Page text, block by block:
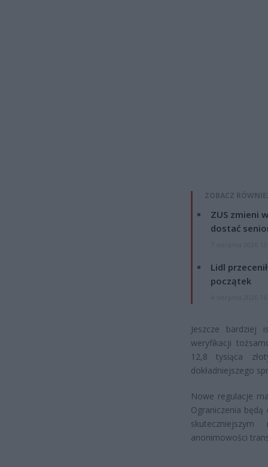
ZOBACZ
ZUS zmieni
dostać
Lidl
początek
Jeszcze bardziej
weryfikacji
12,8 tysiąca
dokładniejszego
Nowe regulacje
Ograniczenia
anonimowości